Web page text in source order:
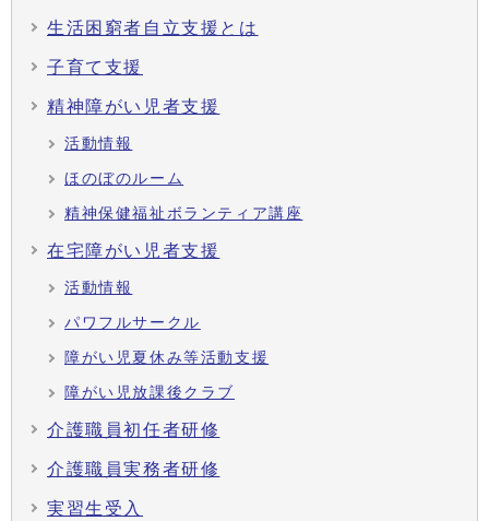
生活困窮者自立支援とは
子育て支援
精神障がい児者支援
活動情報
ほのぼのルーム
精神保健福祉ボランティア講座
在宅障がい児者支援
活動情報
パワフルサークル
障がい児夏休み等活動支援
障がい児放課後クラブ
介護職員初任者研修
介護職員実務者研修
実習生受入